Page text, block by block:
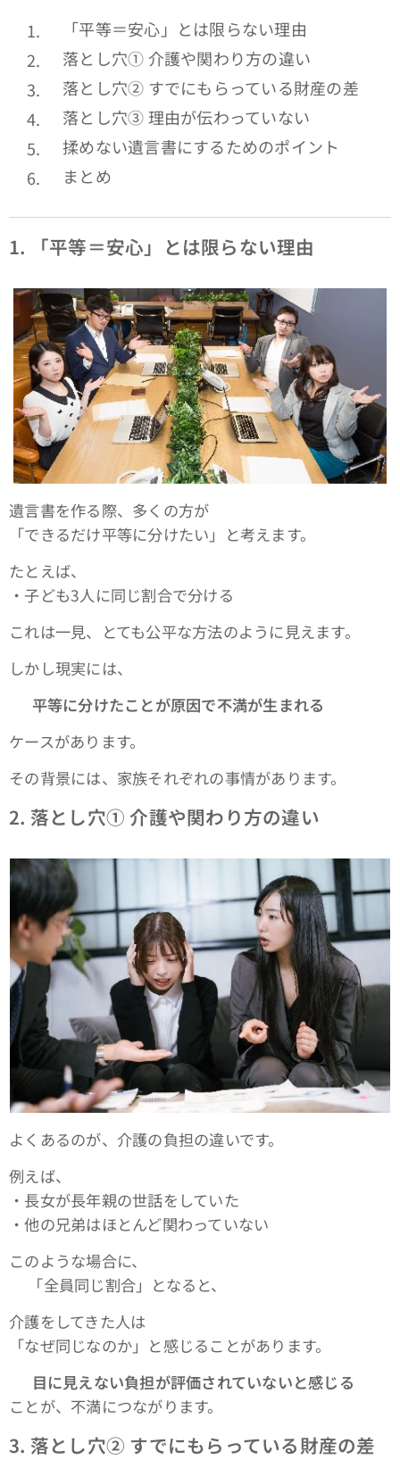
「平等＝安心」とは限らない理由
落とし穴① 介護や関わり方の違い
落とし穴② すでにもらっている財産の差
落とし穴③ 理由が伝わっていない
揉めない遺言書にするためのポイント
まとめ
1. 「平等＝安心」とは限らない理由
遺言書を作る際、多くの方が
「できるだけ平等に分けたい」と考えます。
たとえば、
・子ども3人に同じ割合で分ける
これは一見、とても公平な方法のように見えます。
しかし現実には、
平等に分けたことが原因で不満が生まれる
ケースがあります。
その背景には、家族それぞれの事情があります。
2. 落とし穴① 介護や関わり方の違い
よくあるのが、介護の負担の違いです。
例えば、
・長女が長年親の世話をしていた
・他の兄弟はほとんど関わっていない
このような場合に、
👉「全員同じ割合」となると、
介護をしてきた人は
「なぜ同じなのか」と感じることがあります。
目に見えない負担が評価されていないと感じる
ことが、不満につながります。
3. 落とし穴② すでにもらっている財産の差